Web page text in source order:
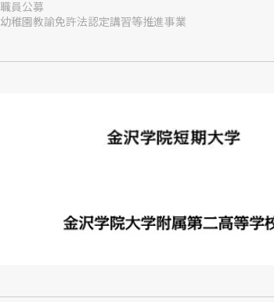
職員公募
幼稚園教諭免許法認定講習等推進事業